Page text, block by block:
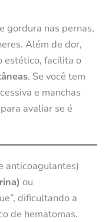
gordura nas pernas,
Além de dor,
estético, facilita o
. Se você tem
e manchas
avaliar se é
anticoagulantes)
ou
dificultando a
de hematomas.